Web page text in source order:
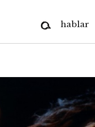
hablar